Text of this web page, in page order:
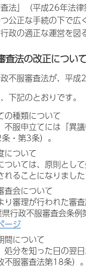
査法」（平成26年法
公正な手続の下で
政の適正な運営を図
査法の改正につい
不服審査法が、平成
下記のとおりです。
の種類について
不服申立てには「異
・第3条）。
について
ついては、原則とし
れることになりまし
査会について
り審理が行われた審
行政不服審査会条
ージ
間について
処分を知った日の翌
不服審査法第18条）。